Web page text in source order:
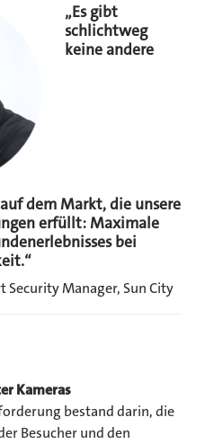
„Es gibt
schlichtweg
keine andere
dem Markt, die unsere
erfüllt: Maximale
bei
Security Manager, Sun City
Kameras
bestand darin, die
Besucher und den